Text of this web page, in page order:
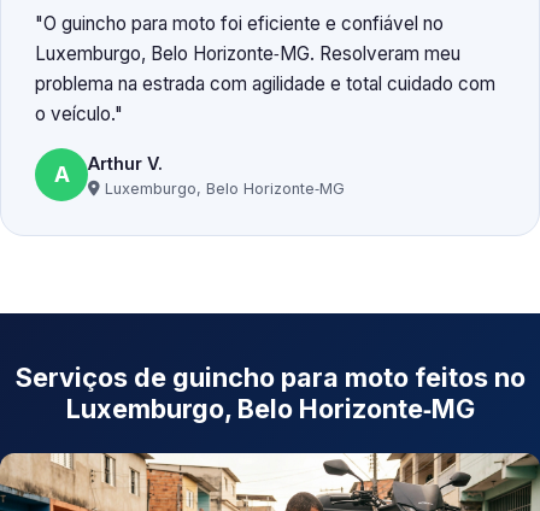
O guincho para moto foi eficiente e confiável no
Luxemburgo, Belo Horizonte‑MG. Resolveram meu
problema na estrada com agilidade e total cuidado com
o veículo.
A Arthur V.
Luxemburgo, Belo Horizonte‑MG
Serviços de guincho para moto feitos no
Luxemburgo, Belo Horizonte‑MG